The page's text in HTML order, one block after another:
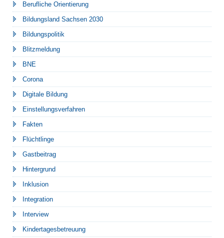
Berufliche Orientierung
Bildungsland Sachsen 2030
Bildungspolitik
Blitzmeldung
BNE
Corona
Digitale Bildung
Einstellungsverfahren
Fakten
Flüchtlinge
Gastbeitrag
Hintergrund
Inklusion
Integration
Interview
Kindertagesbetreuung